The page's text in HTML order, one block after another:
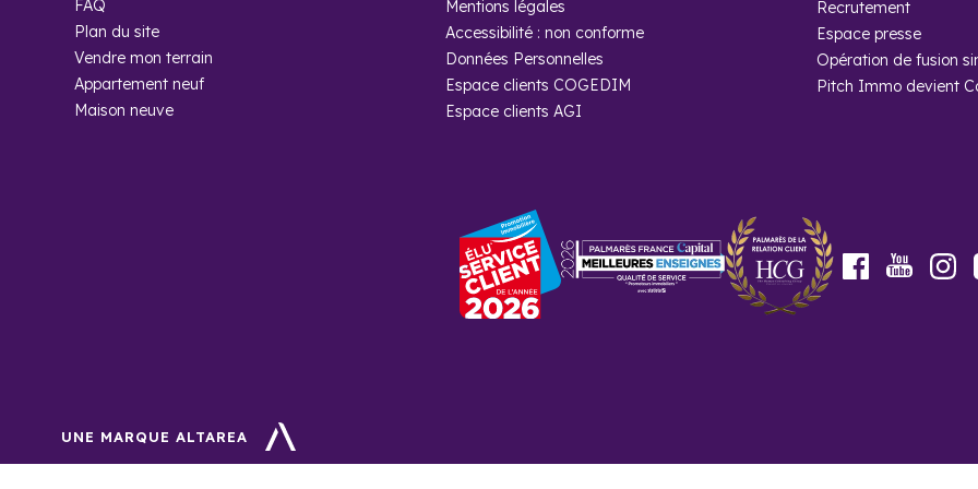
Lors du dernier recensement, on dénombrait 14 411 habitants à Le Raincy.
Pourquoi acheter un programme neuf à Le Raincy avec
Conseils et accompagnement d’un professionnel de l’immobilier dévoué, c’est ce que
FAQ
Plan du site
Vendre mon terrain
Appartement neuf
Maison neuve
Mentions légales
Accessibilité : non conforme
Données Personnelles
Espace clients COGEDIM
Espace clients AGI
Recrutement
Espace presse
Opération de fusion
Pitch Immo devient
Facebook
Youtube
UNE MARQUE ALTAREA